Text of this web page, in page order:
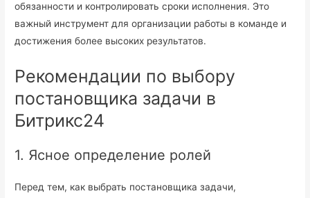
обязанности и контролировать сроки исполнения. Это
важный инструмент для организации работы в команде и
достижения более высоких результатов.
Рекомендации по выбору
постановщика задачи в
Битрикс24
1. Ясное определение ролей
Перед тем, как выбрать постановщика задачи,